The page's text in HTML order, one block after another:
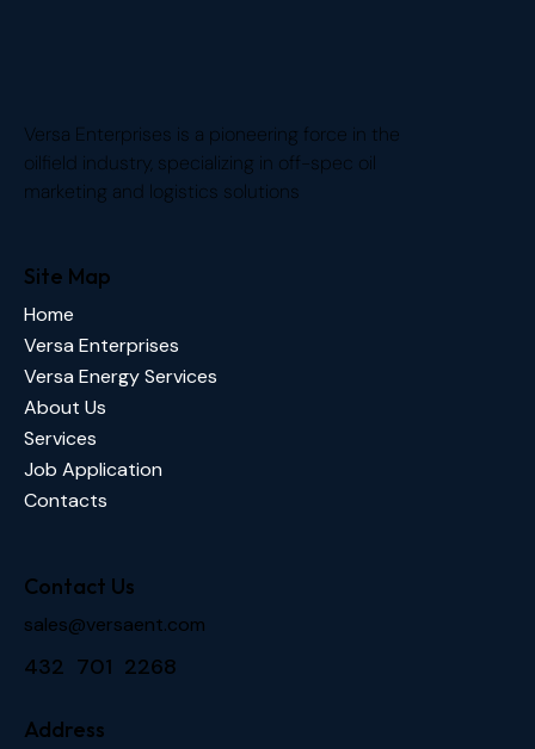
Versa Enterprises is a pioneering force in the
oilfield industry, specializing in off-spec oil
marketing and logistics solutions
Site Map
Home
Versa Enterprises
Versa Energy Services
About Us
Services
Job Application
Contacts
Contact Us
sales@versaent.com
432 701 2268
Address